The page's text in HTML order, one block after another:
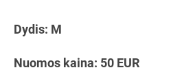
Dydis: M
Nuomos kaina: 50 EUR